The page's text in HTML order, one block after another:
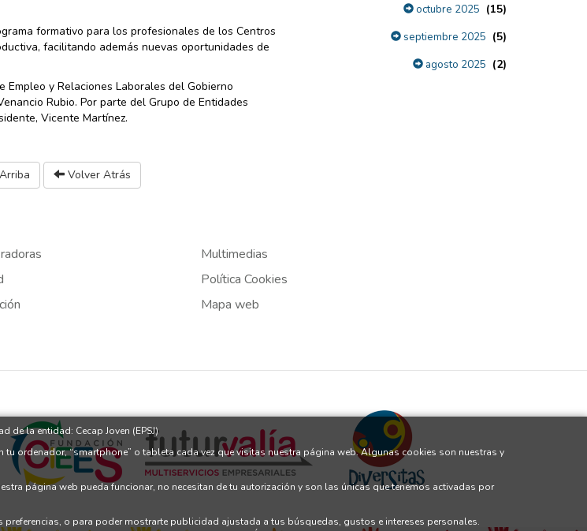
formativo para los profesionales de los Centros
facilitando además nuevas oportunidades de
y Relaciones Laborales del Gobierno
Rubio. Por parte del Grupo de Entidades
Vicente Martínez.
octubre 2025 (15)
septiembre 2025 (5)
agosto 2025 (2)
Arriba Volver Atrás
Multimedias
Política Cookies
Mapa web
la entidad: Cecap Joven (EPSJ)
ordenador, “smartphone” o tableta cada vez que visitas nuestra página web. Algunas cookies son nuestras y
página web pueda funcionar, no necesitan de tu autorización y son las únicas que tenemos activadas por
o para poder mostrarte publicidad ajustada a tus búsquedas, gustos e intereses personales.